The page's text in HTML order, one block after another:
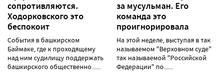
сопротивляются.
Ходорковского это
беспокоит
События в башкирском
Баймаке, где к проходящему
над ним судилищу поддержать
башкирского общественно......
за мусульман. Его
команда это
проигнорировала
На этой неделе, выступая в так
называемом "Верховном суде"
так называемой "Российской
Федерации" по......